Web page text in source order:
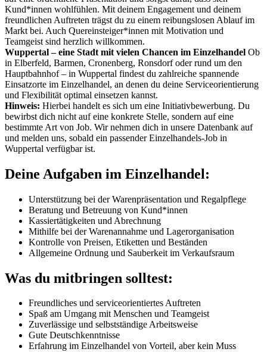
Kund*innen wohlfühlen. Mit deinem Engagement und deinem
freundlichen Auftreten trägst du zu einem reibungslosen Ablauf im
Markt bei. Auch Quereinsteiger*innen mit Motivation und
Teamgeist sind herzlich willkommen.
Wuppertal – eine Stadt mit vielen Chancen im Einzelhandel Ob
in Elberfeld, Barmen, Cronenberg, Ronsdorf oder rund um den
Hauptbahnhof – in Wuppertal findest du zahlreiche spannende
Einsatzorte im Einzelhandel, an denen du deine Serviceorientierung
und Flexibilität optimal einsetzen kannst.
Hinweis: Hierbei handelt es sich um eine Initiativbewerbung. Du
bewirbst dich nicht auf eine konkrete Stelle, sondern auf eine
bestimmte Art von Job. Wir nehmen dich in unsere Datenbank auf
und melden uns, sobald ein passender Einzelhandels-Job in
Wuppertal verfügbar ist.
Deine Aufgaben im Einzelhandel:
Unterstützung bei der Warenpräsentation und Regalpflege
Beratung und Betreuung von Kund*innen
Kassiertätigkeiten und Abrechnung
Mithilfe bei der Warenannahme und Lagerorganisation
Kontrolle von Preisen, Etiketten und Beständen
Allgemeine Ordnung und Sauberkeit im Verkaufsraum
Was du mitbringen solltest:
Freundliches und serviceorientiertes Auftreten
Spaß am Umgang mit Menschen und Teamgeist
Zuverlässige und selbstständige Arbeitsweise
Gute Deutschkenntnisse
Erfahrung im Einzelhandel von Vorteil, aber kein Muss